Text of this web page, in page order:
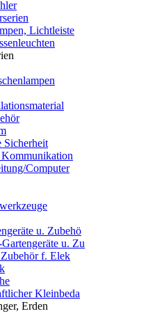
Lichtleiste
Sicherheit
Computer
u. Zubehö
u. Zu
f. Elek
Kleinbeda
Erden